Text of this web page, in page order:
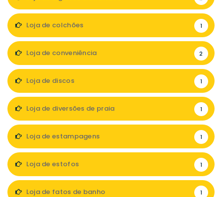
Loja de colchões 1
Loja de conveniência 2
Loja de discos 1
Loja de diversões de praia 1
Loja de estampagens 1
Loja de estofos 1
Loja de fatos de banho 1